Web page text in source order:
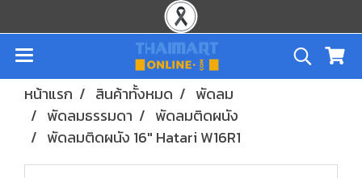
หน้าแรก สินค้าทั้งหมด
พัดลม
พัดลมธรรมดา
พัดลมติดผนัง
พัดลมติดผนัง 16" Hatari W16R1